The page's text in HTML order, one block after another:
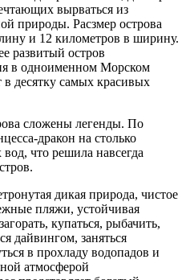
вырваться из
природы. Расзмер острова
и 12 километров в ширину.
развитый остров
в одноименном Морском
десятку самых красивых
сложены легенды. По
дракон на столько
что решила навсегда
дикая природа, чистое
пляжи, устойчивая
купаться, рыбачить,
дайвингом, заняться
в прохладу водопадов и
атмосферой